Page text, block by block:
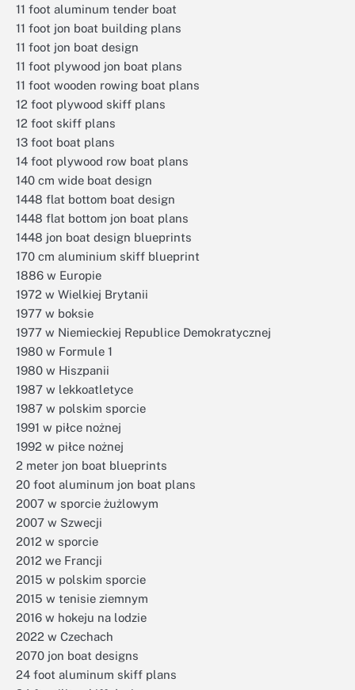
11 foot aluminum tender boat
11 foot jon boat building plans
11 foot jon boat design
11 foot plywood jon boat plans
11 foot wooden rowing boat plans
12 foot plywood skiff plans
12 foot skiff plans
13 foot boat plans
14 foot plywood row boat plans
140 cm wide boat design
1448 flat bottom boat design
1448 flat bottom jon boat plans
1448 jon boat design blueprints
170 cm aluminium skiff blueprint
1886 w Europie
1972 w Wielkiej Brytanii
1977 w boksie
1977 w Niemieckiej Republice Demokratycznej
1980 w Formule 1
1980 w Hiszpanii
1987 w lekkoatletyce
1987 w polskim sporcie
1991 w piłce nożnej
1992 w piłce nożnej
2 meter jon boat blueprints
20 foot aluminum jon boat plans
2007 w sporcie żużlowym
2007 w Szwecji
2012 w sporcie
2012 we Francji
2015 w polskim sporcie
2015 w tenisie ziemnym
2016 w hokeju na lodzie
2022 w Czechach
2070 jon boat designs
24 foot aluminum skiff plans